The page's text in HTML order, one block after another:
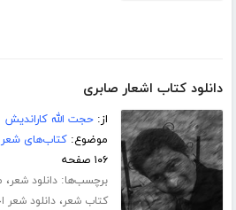
دانلود کتاب اشعار صابری
از:حجت الله کاراندیش
موضوع:کتاب‌های شعر
۱۰۶ صفحه
برچسب‌ها:دانلود شعر،
کتاب شعر،دانلود شعر